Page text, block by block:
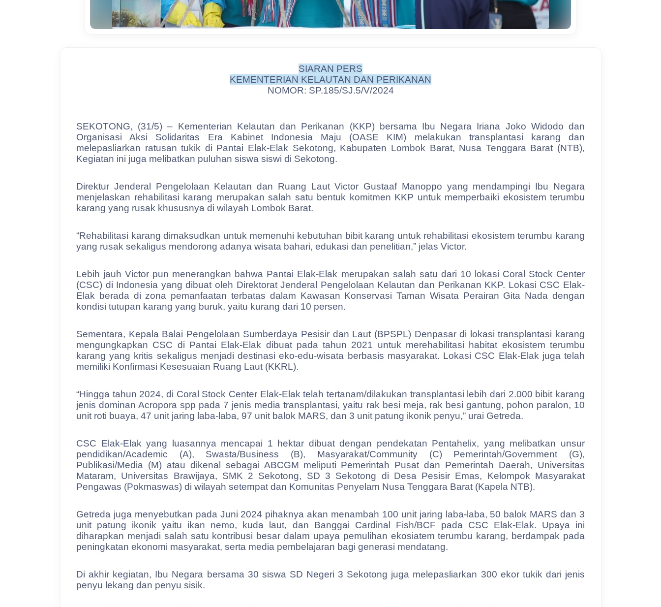
SIARAN PERS
KEMENTERIAN KELAUTAN DAN PERIKANAN
NOMOR: SP.185/SJ.5/V/2024
SEKOTONG, (31/5) – Kementerian Kelautan dan Perikanan (KKP) bersama Ibu Negara Iriana Joko Widodo dan
Organisasi Aksi Solidaritas Era Kabinet Indonesia Maju (OASE KIM) melakukan transplantasi karang dan
melepasliarkan ratusan tukik di Pantai Elak-Elak Sekotong, Kabupaten Lombok Barat, Nusa Tenggara Barat (NTB),
Kegiatan ini juga melibatkan puluhan siswa siswi di Sekotong.
Direktur Jenderal Pengelolaan Kelautan dan Ruang Laut Victor Gustaaf Manoppo yang mendampingi Ibu Negara
menjelaskan rehabilitasi karang merupakan salah satu bentuk komitmen KKP untuk memperbaiki ekosistem terumbu
karang yang rusak khususnya di wilayah Lombok Barat.
“Rehabilitasi karang dimaksudkan untuk memenuhi kebutuhan bibit karang untuk rehabilitasi ekosistem terumbu karang
yang rusak sekaligus mendorong adanya wisata bahari, edukasi dan penelitian,” jelas Victor.
Lebih jauh Victor pun menerangkan bahwa Pantai Elak-Elak merupakan salah satu dari 10 lokasi Coral Stock Center
(CSC) di Indonesia yang dibuat oleh Direktorat Jenderal Pengelolaan Kelautan dan Perikanan KKP. Lokasi CSC Elak-
Elak berada di zona pemanfaatan terbatas dalam Kawasan Konservasi Taman Wisata Perairan Gita Nada dengan
kondisi tutupan karang yang buruk, yaitu kurang dari 10 persen.
Sementara, Kepala Balai Pengelolaan Sumberdaya Pesisir dan Laut (BPSPL) Denpasar di lokasi transplantasi karang
mengungkapkan CSC di Pantai Elak-Elak dibuat pada tahun 2021 untuk merehabilitasi habitat ekosistem terumbu
karang yang kritis sekaligus menjadi destinasi eko-edu-wisata berbasis masyarakat. Lokasi CSC Elak-Elak juga telah
memiliki Konfirmasi Kesesuaian Ruang Laut (KKRL).
“Hingga tahun 2024, di Coral Stock Center Elak-Elak telah tertanam/dilakukan transplantasi lebih dari 2.000 bibit karang
jenis dominan Acropora spp pada 7 jenis media transplantasi, yaitu rak besi meja, rak besi gantung, pohon paralon, 10
unit roti buaya, 47 unit jaring laba-laba, 97 unit balok MARS, dan 3 unit patung ikonik penyu,” urai Getreda.
CSC Elak-Elak yang luasannya mencapai 1 hektar dibuat dengan pendekatan Pentahelix, yang melibatkan unsur
pendidikan/Academic (A), Swasta/Business (B), Masyarakat/Community (C) Pemerintah/Government (G),
Publikasi/Media (M) atau dikenal sebagai ABCGM meliputi Pemerintah Pusat dan Pemerintah Daerah, Universitas
Mataram, Universitas Brawijaya, SMK 2 Sekotong, SD 3 Sekotong di Desa Pesisir Emas, Kelompok Masyarakat
Pengawas (Pokmaswas) di wilayah setempat dan Komunitas Penyelam Nusa Tenggara Barat (Kapela NTB).
Getreda juga menyebutkan pada Juni 2024 pihaknya akan menambah 100 unit jaring laba-laba, 50 balok MARS dan 3
unit patung ikonik yaitu ikan nemo, kuda laut, dan Banggai Cardinal Fish/BCF pada CSC Elak-Elak. Upaya ini
diharapkan menjadi salah satu kontribusi besar dalam upaya pemulihan ekosiatem terumbu karang, berdampak pada
peningkatan ekonomi masyarakat, serta media pembelajaran bagi generasi mendatang.
Di akhir kegiatan, Ibu Negara bersama 30 siswa SD Negeri 3 Sekotong juga melepasliarkan 300 ekor tukik dari jenis
penyu lekang dan penyu sisik.